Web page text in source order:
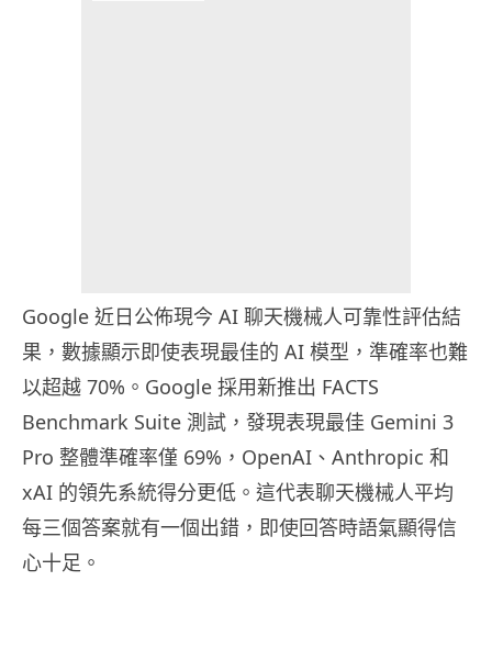
Google 近日公佈現今 AI 聊天機械人可靠性評估結
果，數據顯示即使表現最佳的 AI 模型，準確率也難
以超越 70%。Google 採用新推出 FACTS
Benchmark Suite 測試，發現表現最佳 Gemini 3
Pro 整體準確率僅 69%，OpenAI、Anthropic 和
xAI 的領先系統得分更低。這代表聊天機械人平均
每三個答案就有一個出錯，即使回答時語氣顯得信
心十足。